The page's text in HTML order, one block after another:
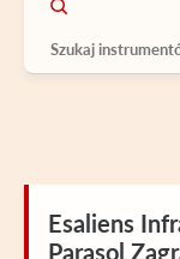
Esaliens
Parasol